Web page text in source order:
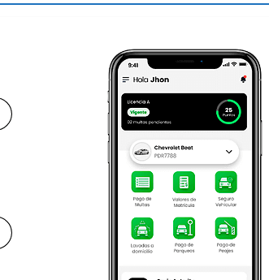
Turismo Varios
¿Qué puede pasar con tu
vehículo si permanece
varios días sin usar?